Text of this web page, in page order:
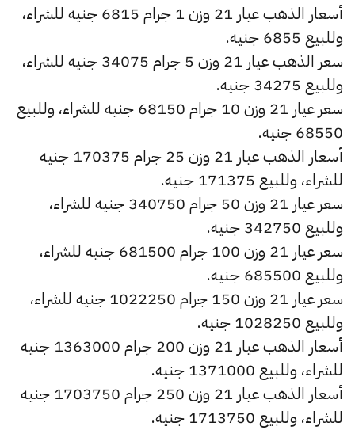
أسعار الذهب عيار 21 وزن 1 جرام 6815 جنيه للشراء،
وللبيع 6855 جنيه.
سعر الذهب عيار 21 وزن 5 جرام 34075 جنيه للشراء،
وللبيع 34275 جنيه.
سعر عيار 21 وزن 10 جرام 68150 جنيه للشراء، وللبيع
68550 جنيه.
أسعار الذهب عيار 21 وزن 25 جرام 170375 جنيه
للشراء، وللبيع 171375 جنيه.
سعر عيار 21 وزن 50 جرام 340750 جنيه للشراء،
وللبيع 342750 جنيه.
سعر عيار 21 وزن 100 جرام 681500 جنيه للشراء،
وللبيع 685500 جنيه.
سعر عيار 21 وزن 150 جرام 1022250 جنيه للشراء،
وللبيع 1028250 جنيه.
أسعار الذهب عيار 21 وزن 200 جرام 1363000 جنيه
للشراء، وللبيع 1371000 جنيه.
أسعار الذهب عيار 21 وزن 250 جرام 1703750 جنيه
للشراء، وللبيع 1713750 جنيه.